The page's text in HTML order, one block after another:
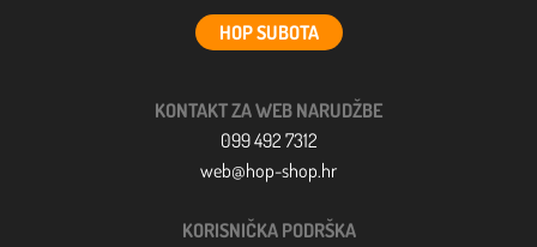
HOP SUBOTA
KONTAKT ZA WEB NARUDŽBE
099 492 7312
web@hop-shop.hr
KORISNIČKA PODRŠKA